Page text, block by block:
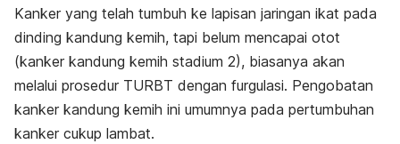
Kanker yang telah tumbuh ke lapisan jaringan ikat pada
dinding kandung kemih, tapi belum mencapai otot
(kanker kandung kemih stadium 2), biasanya akan
melalui prosedur TURBT dengan furgulasi. Pengobatan
kanker kandung kemih ini umumnya pada pertumbuhan
kanker cukup lambat.